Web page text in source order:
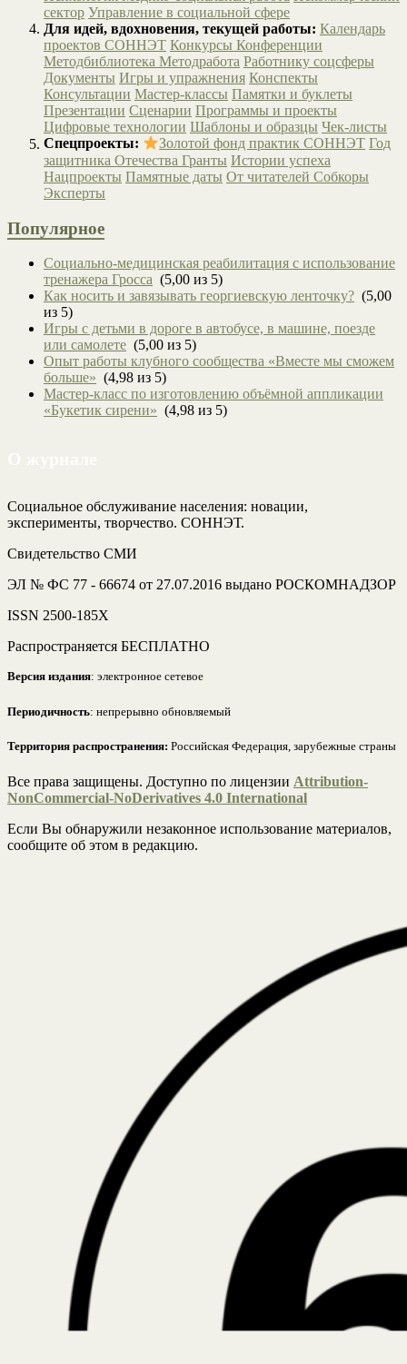
сектор Управление в социальной сфере
Для идей, вдохновения, текущей работы: Календарь
проектов СОННЭТ Конкурсы Конференции
Методбиблиотека Методработа Работнику соцсферы
Документы Игры и упражнения Конспекты
Консультации Мастер-классы Памятки и буклеты
Презентации Сценарии Программы и проекты
Цифровые технологии Шаблоны и образцы Чек-листы
Спецпроекты:
Золотой фонд практик СОННЭТ Год
защитника Отечества Гранты Истории успеха
Нацпроекты Памятные даты От читателей Собкоры
Эксперты
Популярное
Социально-медицинская реабилитация с использование
тренажера Гросса (5,00 из 5)
Как носить и завязывать георгиевскую ленточку? (5,00
из 5)
Игры с детьми в дороге в автобусе, в машине, поезде
или самолете (5,00 из 5)
Опыт работы клубного сообщества «Вместе мы сможем
больше» (4,98 из 5)
Мастер-класс по изготовлению объёмной аппликации
«Букетик сирени» (4,98 из 5)
Социальное обслуживание населения: новации,
эксперименты, творчество. СОННЭТ.
Свидетельство СМИ
ЭЛ № ФС 77 - 66674 от 27.07.2016 выдано РОСКОМНАДЗОР
ISSN 2500-185Х
Распространяется БЕСПЛАТНО
Версия издания: электронное сетевое
Периодичность: непрерывно обновляемый
Территория распространения: Российская Федерация, зарубежные страны
Все права защищены. Доступно по лицензии Attribution-
NonCommercial-NoDerivatives 4.0 International
Если Вы обнаружили незаконное использование материалов,
сообщите об этом в редакцию.